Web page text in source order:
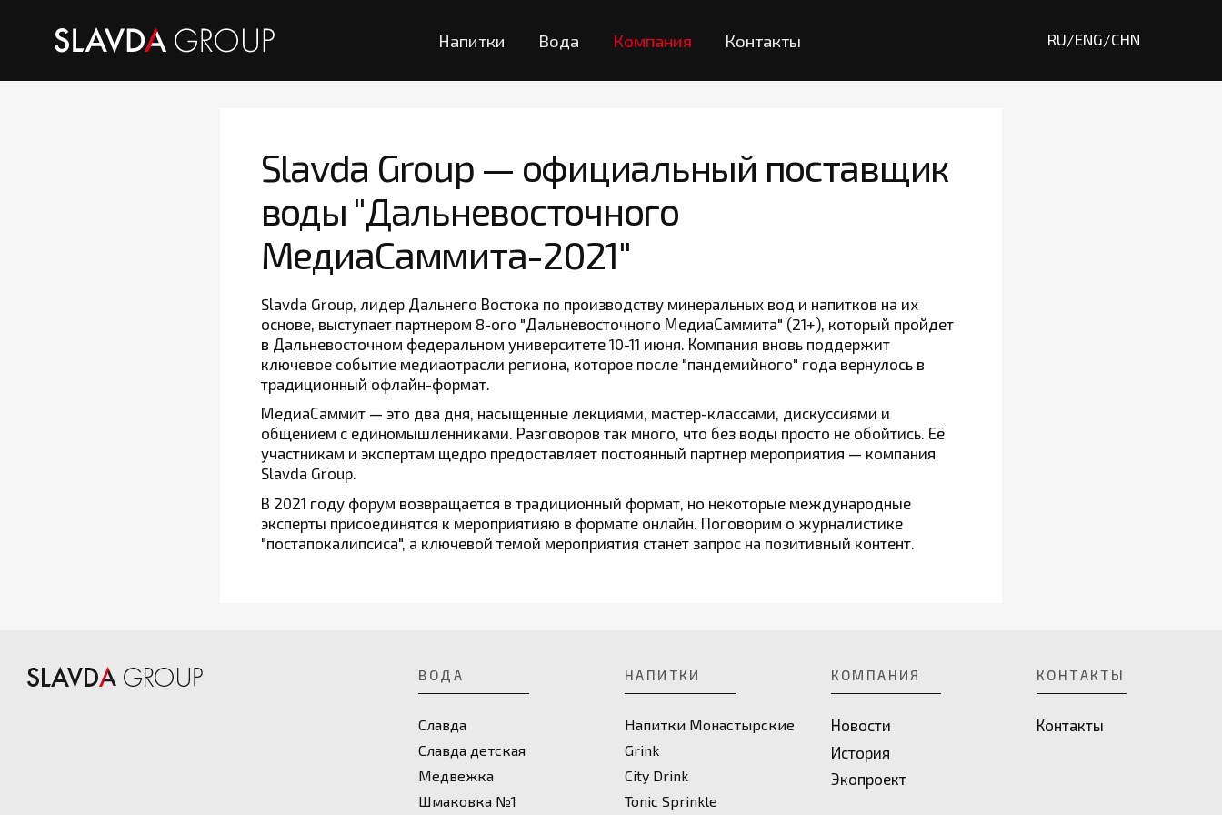
Напитки Вода Компания Контакты RU/ENG/CHN
Slavda Group — официальный поставщик
воды "Дальневосточного
МедиаСаммита-2021"
Slavda Group, лидер Дальнего Востока по производству минеральных вод и напитков на их
основе, выступает партнером 8-ого "Дальневосточного МедиаСаммита" (21+), который пройдет
в Дальневосточном федеральном университете 10-11 июня. Компания вновь поддержит
ключевое событие медиаотрасли региона, которое после "пандемийного" года вернулось в
традиционный офлайн-формат.
МедиаСаммит — это два дня, насыщенные лекциями, мастер-классами, дискуссиями и
общением с единомышленниками. Разговоров так много, что без воды просто не обойтись. Её
участникам и экспертам щедро предоставляет постоянный партнер мероприятия — компания
Slavda Group.
В 2021 году форум возвращается в традиционный формат, но некоторые международные
эксперты присоединятся к мероприятияю в формате онлайн. Поговорим о журналистике
"постапокалипсиса", а ключевой темой мероприятия станет запрос на позитивный контент.
ВОДА
Славда
Славда детская
Медвежка
Шмаковка №1
НАПИТКИ
Напитки Монастырские
Grink
City Drink
Toniс Sprinkle
КОМПАНИЯ
Новости
История
Экопроект
КОНТАКТЫ
Контакты